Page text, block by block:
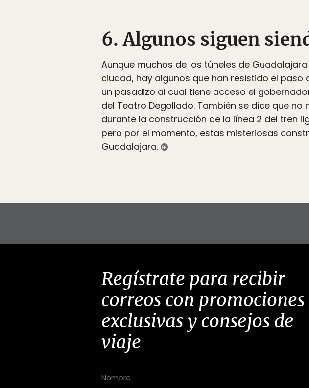
6. Algunos siguen
Aunque muchos de los túneles de
ciudad, hay algunos que han resistido el paso
un pasadizo al cual tiene acceso el
del Teatro Degollado. También se dice que
durante la construcción de la línea 2 del tren
pero por el momento, estas misteriosas
Guadalajara.
Regístrate para recibir
correos con promociones
exclusivas y consejos de
viaje